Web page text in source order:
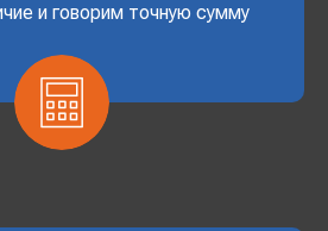
и говорим точную сумму